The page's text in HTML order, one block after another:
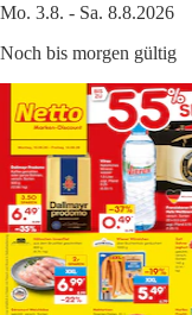
Mo. 3.8. - Sa. 8.8.2026
Noch bis morgen gültig